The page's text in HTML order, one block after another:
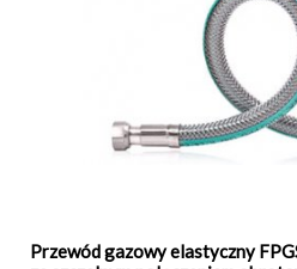
Przewód gazowy elastyczny